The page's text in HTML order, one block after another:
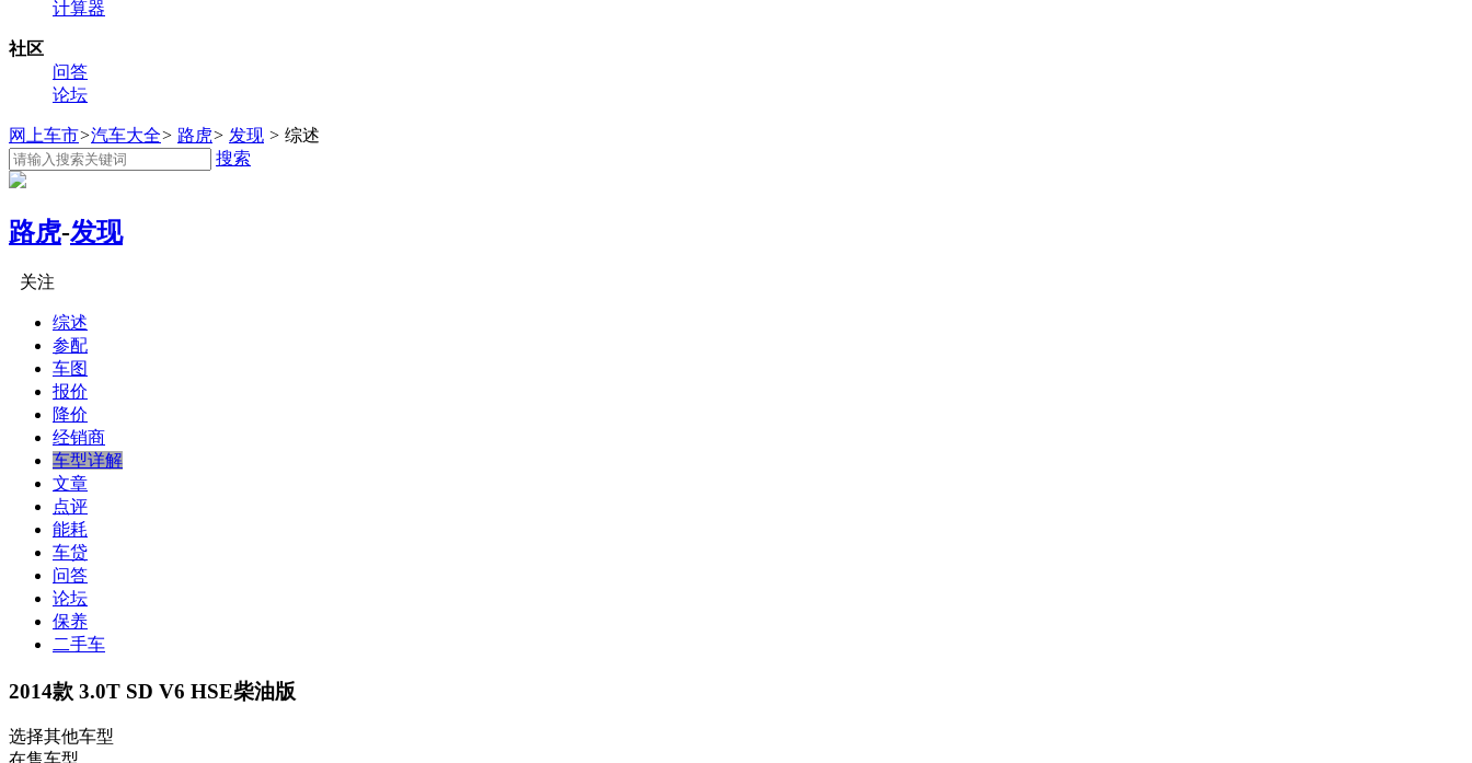
计算器
社区
问答
论坛
网上车市>汽车大全> 路虎> 发现 > 综述
搜索
路虎-发现
关注
综述
参配
车图
报价
降价
经销商
车型详解
文章
点评
能耗
车贷
问答
论坛
保养
二手车
2014款 3.0T SD V6 HSE柴油版
选择其他车型